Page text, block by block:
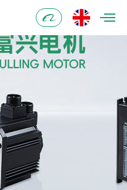
阿
里
巴